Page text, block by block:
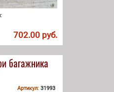
702.00 руб.
багажника
Артикул: 31993